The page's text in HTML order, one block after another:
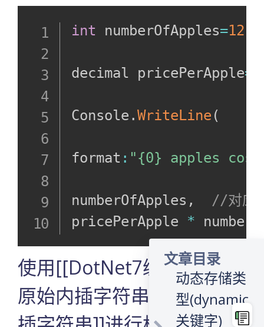
文章目录
关键输入
代码样例
VScode中C#
数输入
型存储数据
测试样例
样例输出
注意细节
动态存储类
型(dynamic
关键字)
int numberOfApples=12
decimal pricePerApple=
Console .WriteLine (
format : "{0} apples
numberOfApples ,
//对应
pricePerApple *
使用[[DotNet7编程基础#
原始内插字符串字面值|内